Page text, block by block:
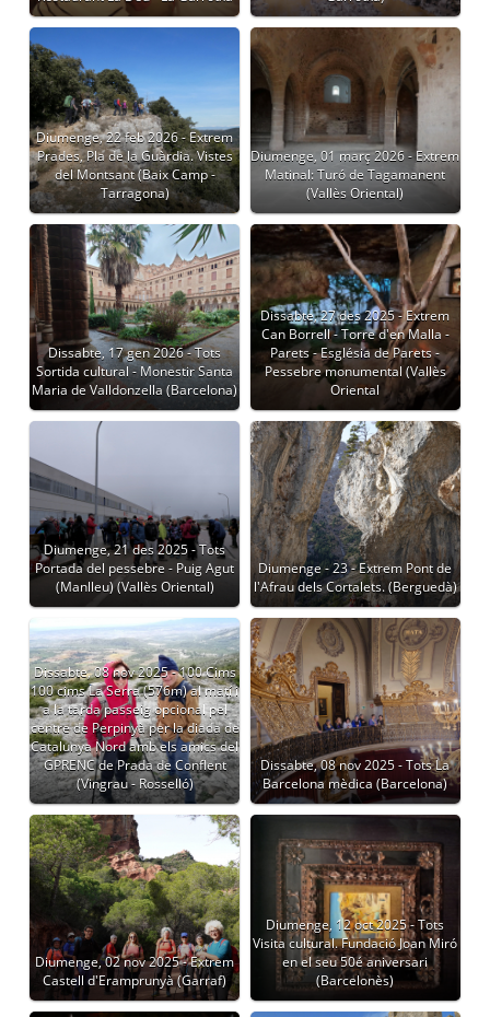
Diumenge, 22 feb 2026 - Extrem
Prades, Pla de la Guàrdia. Vistes
del Montsant (Baix Camp -
Tarragona)
Diumenge, 01 març 2026 - Extrem
Matinal: Turó de Tagamanent
(Vallès Oriental)
Dissabte, 17 gen 2026 - Tots
Sortida cultural - Monestir Santa
Maria de Valldonzella (Barcelona)
Dissabte, 27 des 2025 - Extrem
Can Borrell - Torre d'en Malla -
Parets - Església de Parets -
Pessebre monumental (Vallès
Oriental
Diumenge, 21 des 2025 - Tots
Portada del pessebre - Puig Agut
(Manlleu) (Vallès Oriental)
Diumenge - 23 - Extrem Pont de
l'Afrau dels Cortalets. (Berguedà)
Dissabte, 08 nov 2025 - 100 Cims
100 cims La Serra (576m) al matí i
a la tarda passeig opcional pel
centre de Perpinyà per la diada de
Catalunya Nord amb els amics del
GPRENC de Prada de Conflent
(Vingrau - Rosselló)
Dissabte, 08 nov 2025 - Tots La
Barcelona mèdica (Barcelona)
Diumenge, 02 nov 2025 - Extrem
Castell d'Eramprunyà (Garraf)
Diumenge, 12 oct 2025 - Tots
Visita cultural. Fundació Joan Miró
en el seu 50é aniversari
(Barcelonès)